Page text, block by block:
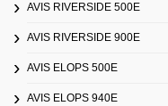
AVIS RIVERSIDE 500E
AVIS RIVERSIDE 900E
AVIS ELOPS 500E
AVIS ELOPS 940E